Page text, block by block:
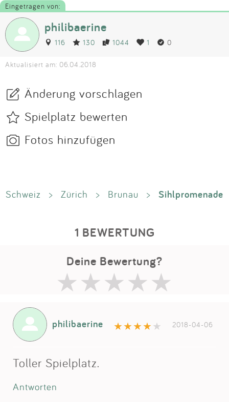
Eingetragen von:
philibaerine
116 130 1044 1 0
Aktualisiert am: 06.04.2018
Änderung vorschlagen
Spielplatz bewerten
Fotos hinzufügen
Schweiz > Zürich > Brunau > Sihlpromenade
1 BEWERTUNG
Deine Bewertung?
philibaerine 2018-04-06
Toller Spielplatz.
Antworten